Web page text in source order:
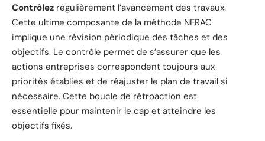
Contrôlez régulièrement l’avancement des travaux.
Cette ultime composante de la méthode NERAC
implique une révision périodique des tâches et des
objectifs. Le contrôle permet de s’assurer que les
actions entreprises correspondent toujours aux
priorités établies et de réajuster le plan de travail si
nécessaire. Cette boucle de rétroaction est
essentielle pour maintenir le cap et atteindre les
objectifs fixés.